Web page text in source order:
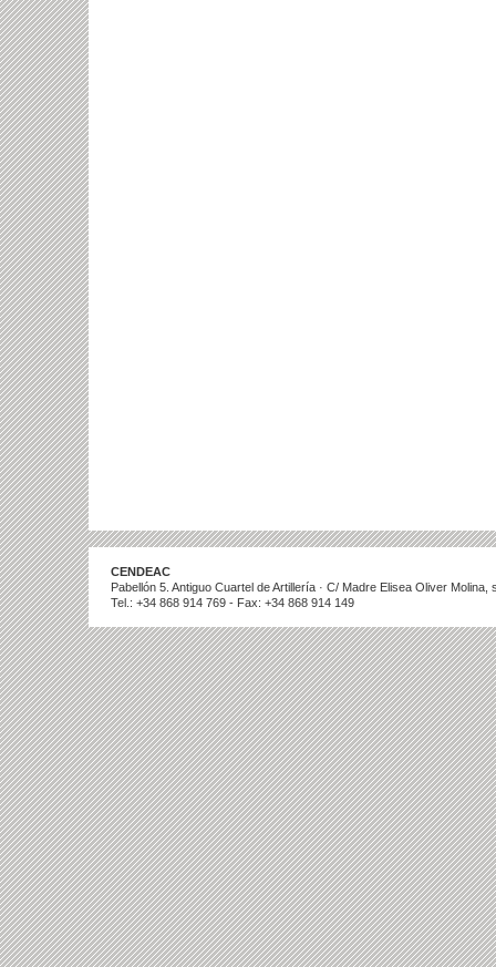
CENDEAC
Pabellón 5. Antiguo Cuartel de Artillería · C/ Madre Elisea Oliver
Tel.: +34 868 914 769 - Fax: +34 868 914 149